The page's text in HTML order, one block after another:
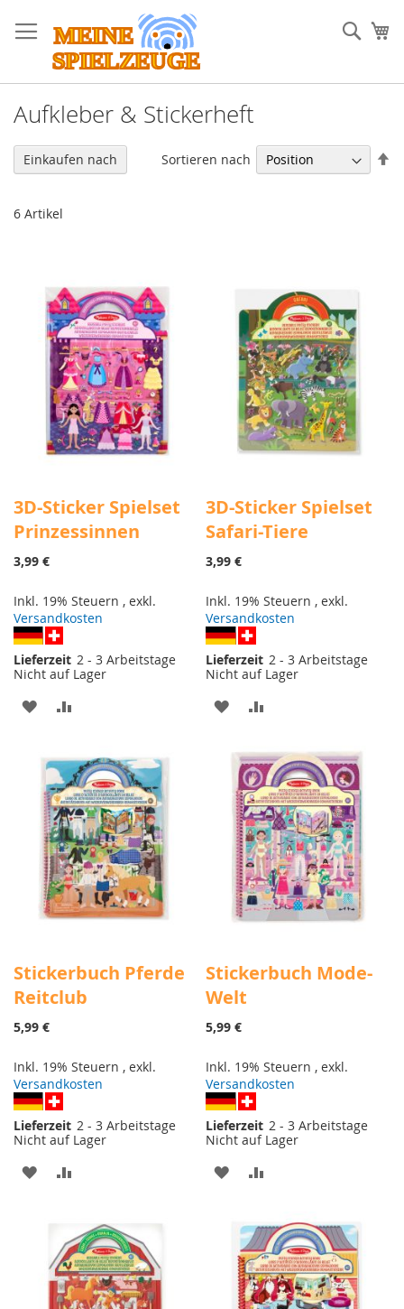
zum
Inhalt
Aufkleber & Stickerheft
6 Artikel
Sortieren nach
3D-Sticker Spielset
Prinzessinnen
3,99 €
Inkl. 19% Steuern , exkl.
Versandkosten
Lieferzeit 2 - 3 Arbeitstage
Nicht auf Lager
ZUR
HINZUFÜGEN
HINZUFÜGEN
3D-Sticker Spielset
Safari-Tiere
3,99 €
Inkl. 19% Steuern ,exkl.
Versandkosten
Lieferzeit 2 - 3 Arbeitstage
Nicht auf Lager
ZUR
HINZUFÜGEN
HINZUFÜGEN
Stickerbuch Pferde
Reitclub
5,99 €
Inkl. 19% Steuern , exkl.
Versandkosten
Lieferzeit 2 - 3 Arbeitstage
Nicht auf Lager
ZUR
HINZUFÜGEN
HINZUFÜGEN
Stickerbuch Mode-
Welt
5,99 €
Inkl. 19% Steuern ,exkl.
Versandkosten
Lieferzeit 2 - 3 Arbeitstage
Nicht auf Lager
ZUR
HINZUFÜGEN
HINZUFÜGEN
Einkaufen nach